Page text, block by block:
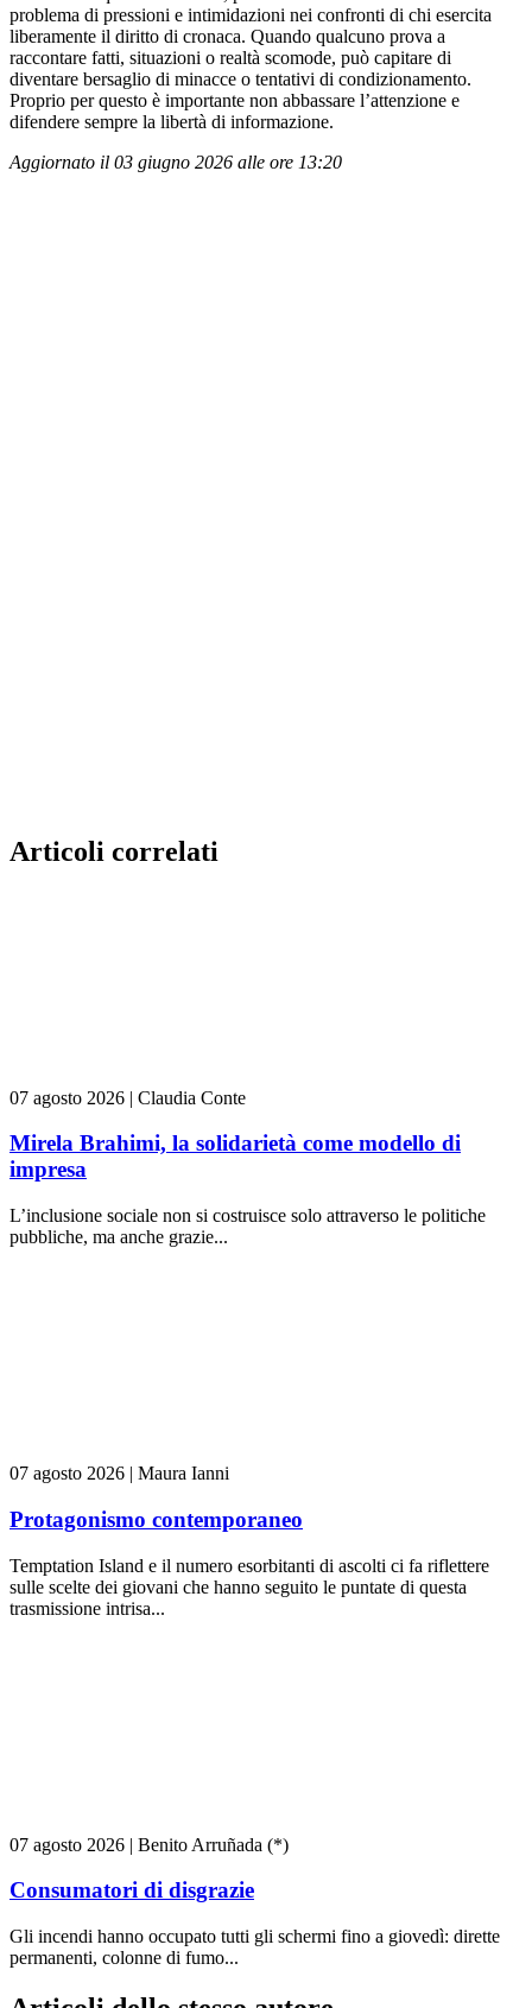
problema di pressioni e intimidazioni nei confronti di chi esercita
liberamente il diritto di cronaca. Quando qualcuno prova a
raccontare fatti, situazioni o realtà scomode, può capitare di
diventare bersaglio di minacce o tentativi di condizionamento.
Proprio per questo è importante non abbassare l’attenzione e
difendere sempre la libertà di informazione.
Aggiornato il 03 giugno 2026 alle ore 13:20
Articoli correlati
07 agosto 2026 | Claudia Conte
Mirela Brahimi, la solidarietà come modello di
impresa
L’inclusione sociale non si costruisce solo attraverso le politiche
pubbliche, ma anche grazie...
07 agosto 2026 | Maura Ianni
Protagonismo contemporaneo
Temptation Island e il numero esorbitanti di ascolti ci fa riflettere
sulle scelte dei giovani che hanno seguito le puntate di questa
trasmissione intrisa...
07 agosto 2026 | Benito Arruñada (*)
Consumatori di disgrazie
Gli incendi hanno occupato tutti gli schermi fino a giovedì: dirette
permanenti, colonne di fumo...